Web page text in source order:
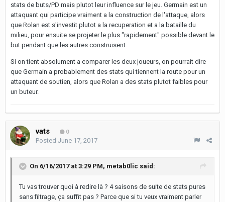
stats de buts/PD mais plutot leur influence sur le jeu. Germain est un
attaquant qui participe vraiment a la construction de l'attaque, alors
que Rolan est s'investit plutot a la recuperation et a la bataille du
milieu, pour ensuite se projeter le plus "rapidement" possible devant le
but pendant que les autres construisent.
Si on tient absolument a comparer les deux joueurs, on pourrait dire
que Germain a probablement des stats qui tiennent la route pour un
attaquant de soutien, alors que Rolan a des stats plutot faibles pour
un buteur.
vats 0
Posted June 17, 2017
On 6/16/2017 at 3:29 PM, metab0lic said:
Tu vas trouver quoi à redire là ? 4 saisons de suite de stats pures
sans filtrage, ça suffit pas ? Parce que si tu veux vraiment parler